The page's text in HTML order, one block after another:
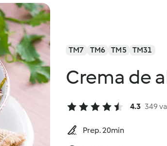
TM7 TM6 TM5 TM31
Crema de
4.3 349
Prep. 20min